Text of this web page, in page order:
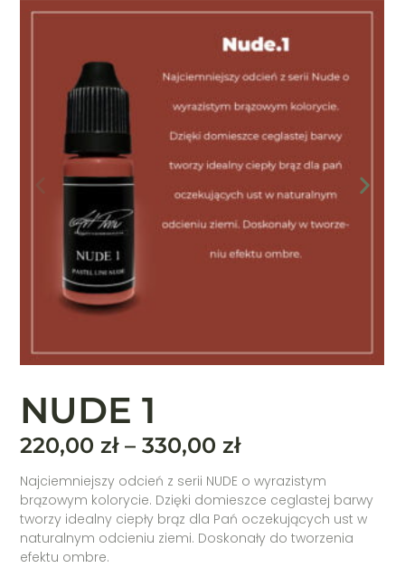
NUDE 1
220,00 zł – 330,00 zł
Najciemniejszy odcień z serii NUDE o wyrazistym
brązowym kolorycie. Dzięki domieszce ceglastej barwy
tworzy idealny ciepły brąz dla Pań oczekujących ust w
naturalnym odcieniu ziemi. Doskonały do tworzenia
efektu ombre.